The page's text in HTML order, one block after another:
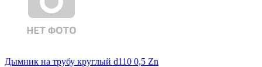
Дымник на трубу круглый d110 0,5 Zn